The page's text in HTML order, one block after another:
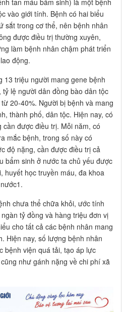
vào giới tính. Bệnh có hai biểu
sắt trong cơ thể, nên bệnh nhân
được điều trị thường xuyên,
làm bệnh nhân chậm phát triển
động.
13 triệu người mang gene bệnh
lệ người dân đồng bào dân tộc
20-40%. Người bị bệnh và mang
thành phố, dân tộc. Hiện nay, có
được điều trị. Mỗi năm, có
mắc bệnh, trong số này có
độ nặng, cần được điều trị cả
bẩm sinh ở nước ta chủ yếu được
huyết học truyền máu, đa khoa
chưa thể chữa khỏi, ước tính
tỷ đồng và hàng triệu đơn vị
cho tất cả các bệnh nhân mang
Hiện nay, số lượng bệnh nhân
bệnh viện quá tải, tạo áp lực
như gánh nặng về chi phí xã